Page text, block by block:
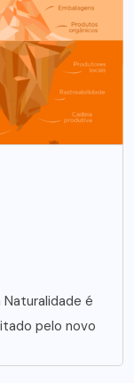
é
pelo novo